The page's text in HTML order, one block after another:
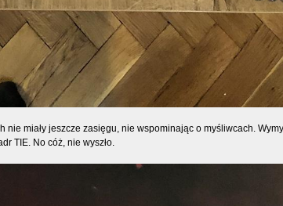
miały jeszcze zasięgu, nie wspominając o myśliwcach.
TIE. No cóż, nie wyszło.